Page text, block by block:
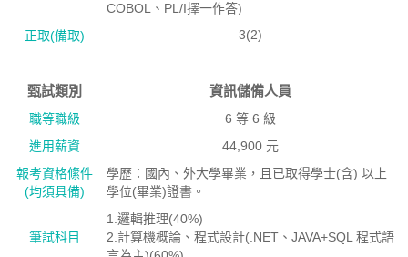
COBOL、PL/I擇一作答)
正取(備取)
3(2)
甄試類別 資訊儲備人員
職等職級
6 等 6 級
進用薪資
44,900 元
報考資格絛件
(均須具備)
學歷：國內、外大學畢業，且已取得學士(含) 以上
學位(畢業)證書。
筆試科目
1.邏輯推理(40%)
2.計算機概論、程式設計(.NET、JAVA+SQL 程式語